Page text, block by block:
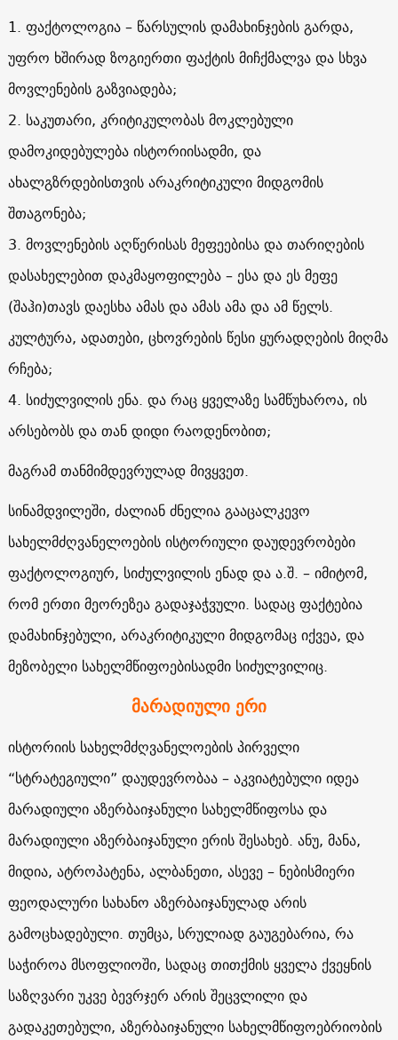
1. ფაქტოლოგია – წარსულის დამახინჯების გარდა,
უფრო ხშირად ზოგიერთი ფაქტის მიჩქმალვა და სხვა
მოვლენების გაზვიადება;
2. საკუთარი, კრიტიკულობას მოკლებული
დამოკიდებულება ისტორიისადმი, და
ახალგზრდებისთვის არაკრიტიკული მიდგომის
შთაგონება;
3. მოვლენების აღწერისას მეფეებისა და თარიღების
დასახელებით დაკმაყოფილება – ესა და ეს მეფე
(შაჰი)თავს დაესხა ამას და ამას ამა და ამ წელს.
კულტურა, ადათები, ცხოვრების წესი ყურადღების მიღმა
რჩება;
4. სიძულვილის ენა. და რაც ყველაზე სამწუხაროა, ის
არსებობს და თან დიდი რაოდენობით;
მაგრამ თანმიმდევრულად მივყვეთ.
სინამდვილეში, ძალიან ძნელია გააცალკევო
სახელმძღვანელოების ისტორიული დაუდევრობები
ფაქტოლოგიურ, სიძულვილის ენად და ა.შ. – იმიტომ,
რომ ერთი მეორეზეა გადაჯაჭვული. სადაც ფაქტებია
დამახინჯებული, არაკრიტიკული მიდგომაც იქვეა, და
მეზობელი სახელმწიფოებისადმი სიძულვილიც.
მარადიული ერი
ისტორიის სახელმძღვანელოების პირველი
“სტრატეგიული” დაუდევრობაა – აკვიატებული იდეა
მარადიული აზერბაიჯანული სახელმწიფოსა და
მარადიული აზერბაიჯანული ერის შესახებ. ანუ, მანა,
მიდია, ატროპატენა, ალბანეთი, ასევე – ნებისმიერი
ფეოდალური სახანო აზერბაიჯანულად არის
გამოცხადებული. თუმცა, სრულიად გაუგებარია, რა
საჭიროა მსოფლიოში, სადაც თითქმის ყველა ქვეყნის
საზღვარი უკვე ბევრჯერ არის შეცვლილი და
გადაკეთებული, აზერბაიჯანული სახელმწიფოებრიობის